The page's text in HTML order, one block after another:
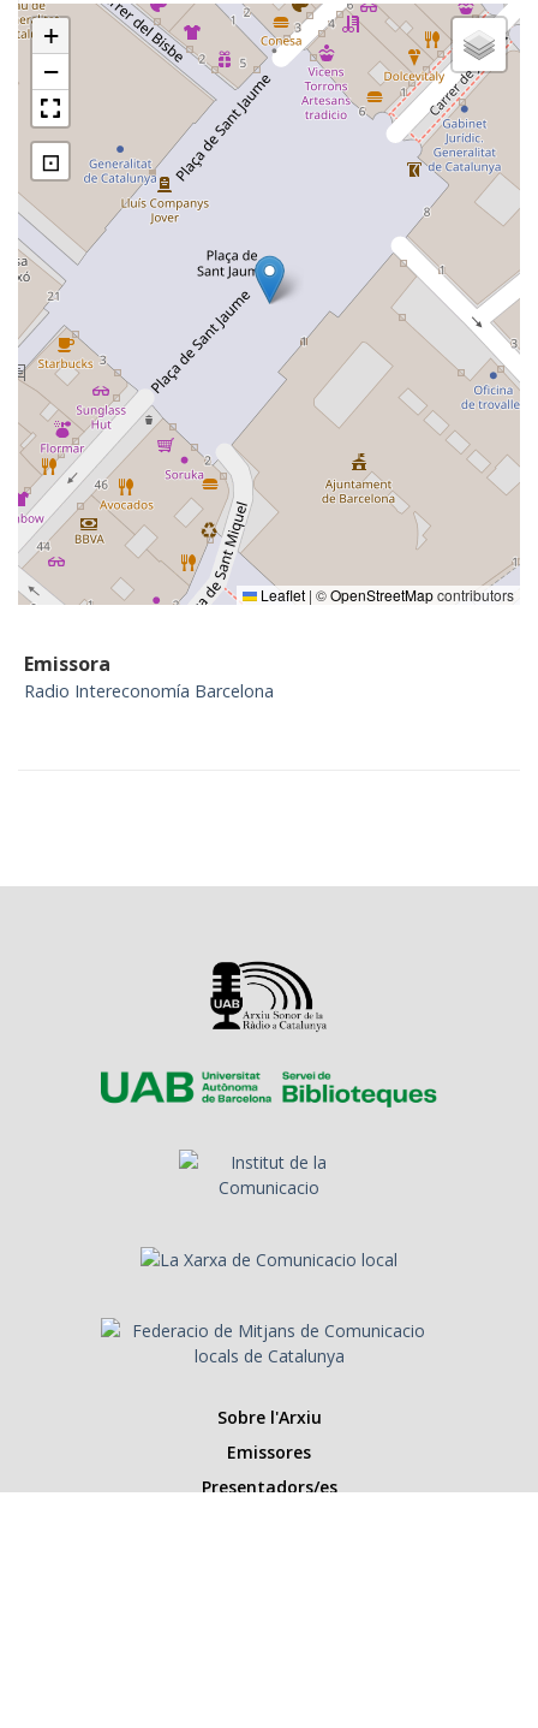
+
−
⊡
Leaflet | ©OpenStreetMapcontributors
Emissora
Radio Intereconomía Barcelona
Sobre l'Arxiu
Emissores
Presentadors/es